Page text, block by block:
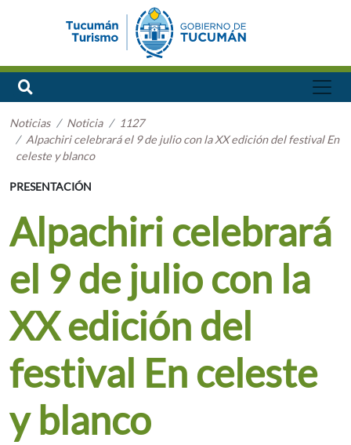
Noticias Noticia
1127
Alpachiri celebrará el 9 de julio con la XX edición del festival En
celeste y blanco
PRESENTACIÓN
Alpachiri celebrará
el 9 de julio con la
XX edición del
festival En celeste
y blanco